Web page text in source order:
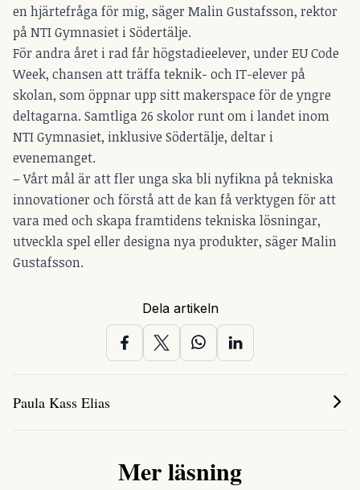
en hjärtefråga för mig, säger Malin Gustafsson, rektor
på NTI Gymnasiet i Södertälje.
För andra året i rad får högstadieelever, under EU Code
Week, chansen att träffa teknik- och IT-elever på
skolan, som öppnar upp sitt makerspace för de yngre
deltagarna. Samtliga 26 skolor runt om i landet inom
NTI Gymnasiet, inklusive Södertälje, deltar i
evenemanget.
– Vårt mål är att fler unga ska bli nyfikna på tekniska
innovationer och förstå att de kan få verktygen för att
vara med och skapa framtidens tekniska lösningar,
utveckla spel eller designa nya produkter, säger Malin
Gustafsson.
Dela artikeln
Paula Kass Elias
Mer läsning